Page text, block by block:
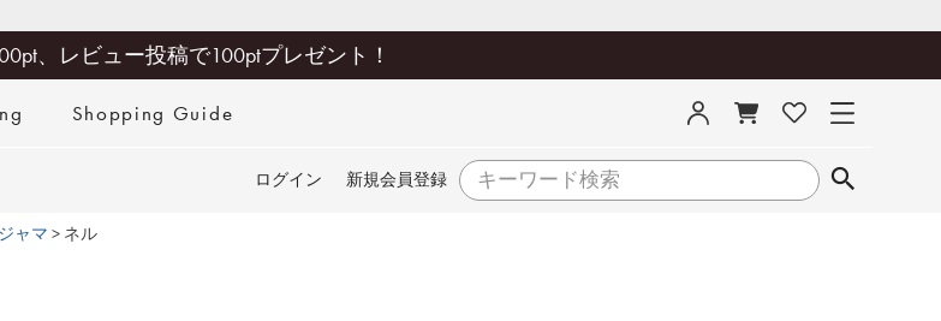
、レビュー投稿で100ptプレゼント！
Shopping Guide
ログイン 新規会員登録
検索
ャマ ネル